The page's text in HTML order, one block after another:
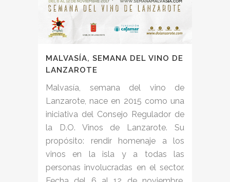
MALVASÍA, SEMANA DEL VINO DE
LANZAROTE
Malvasía, semana del vino de
Lanzarote, nace en 2015 como una
iniciativa del Consejo Regulador de
la D.O. Vinos de Lanzarote. Su
propósito: rendir homenaje a los
vinos en la isla y a todas las
personas involucradas en el sector.